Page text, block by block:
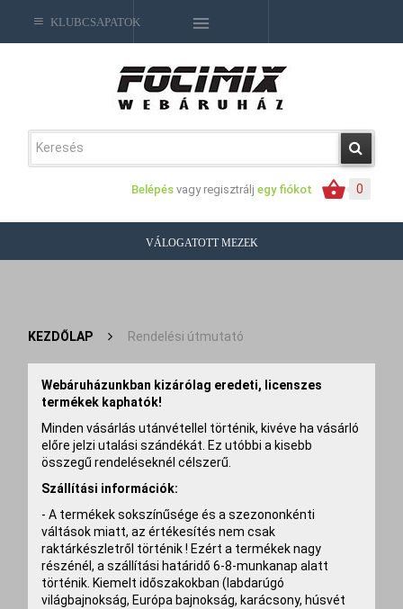
0
Belépés vagy regisztrálj egy fiókot
KLUBCSAPATOK
VÁLOGATOTT MEZEK
KEZDŐLAP > Rendelési útmutató
Webáruházunkban kizárólag eredeti, licenszes
termékek kaphatók!
Minden vásárlás utánvétellel történik, kivéve ha vásárló
előre jelzi utalási szándékát. Ez utóbbi a kisebb
összegű rendeléseknél célszerű.
Szállítási információk:
- A termékek sokszínűsége és a szezononkénti
váltások miatt, az értékesítés nem csak
raktárkészletről történik ! Ezért a termékek nagy
részénél,a szállítási határidő 6-8-munkanap alatt
történik. Kiemelt időszakokban (labdarúgó
világbajnokság, Európa bajnokság, karácsony, húsvét